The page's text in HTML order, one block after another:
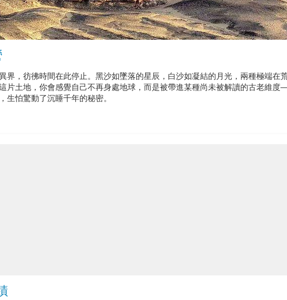
界，彷彿時間在此停止。黑沙如墜落的星辰，白沙如凝結的月光，兩種極端在
片土地，你會感覺自己不再身處地球，而是被帶進某種尚未被解讀的古老維
生怕驚動了沉睡千年的秘密。